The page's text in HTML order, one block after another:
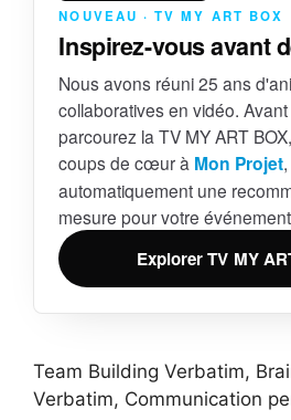
NOUVEAU · TV MY ART BOX
Inspirez-vous avant
Nous avons réuni 25 ans
collaboratives en vidéo.
parcourez la TV MY ART
coups de cœur à Mon Projet
automatiquement une
mesure pour votre
Explorer TV MY
Team Building Verbatim,
Verbatim, Communication